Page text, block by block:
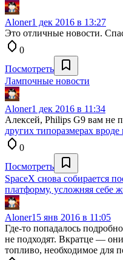
Aloner1 дек 2016 в 13:27
Это отличные новости.
0
Посмотреть
Лампочные новости
Aloner1 дек 2016 в 11:34
Алексей, Philips G9 вам не
других типоразмерах вроде
0
Посмотреть
SpaceX снова собирается
платформу, усложняя себе
Aloner15 янв 2016 в 11:05
Где-то попадалось
не подходят. Вкратце —
топливо, необходимое для